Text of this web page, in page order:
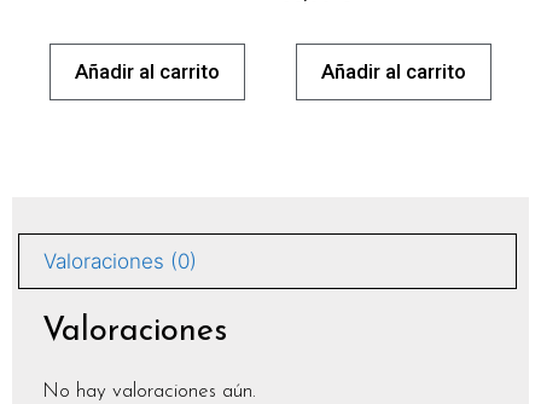
Añadir al carrito Añadir al carrito
Valoraciones (0)
Valoraciones
No hay valoraciones aún.